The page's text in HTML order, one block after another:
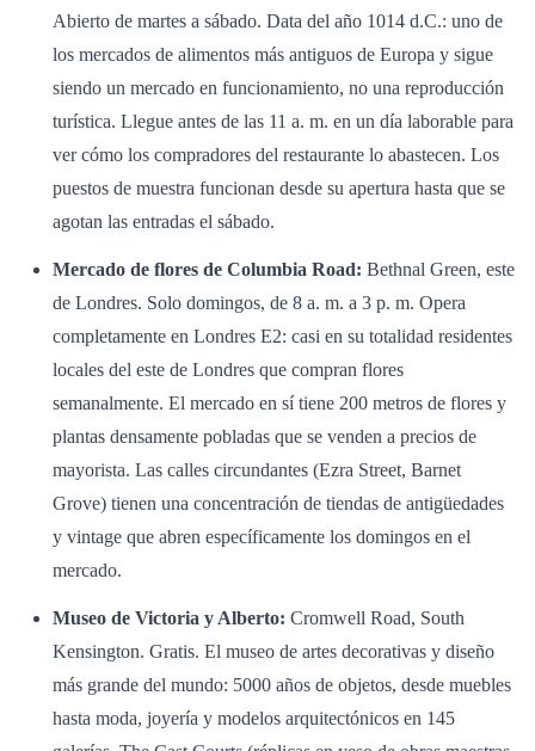
Abierto de martes a sábado. Data del año 1014 d.C.: uno de
los mercados de alimentos más antiguos de Europa y sigue
siendo un mercado en funcionamiento, no una reproducción
turística. Llegue antes de las 11 a. m. en un día laborable para
ver cómo los compradores del restaurante lo abastecen. Los
puestos de muestra funcionan desde su apertura hasta que se
agotan las entradas el sábado.
Mercado de flores de Columbia Road: Bethnal Green, este
de Londres. Solo domingos, de 8 a. m. a 3 p. m. Opera
completamente en Londres E2: casi en su totalidad residentes
locales del este de Londres que compran flores
semanalmente. El mercado en sí tiene 200 metros de flores y
plantas densamente pobladas que se venden a precios de
mayorista. Las calles circundantes (Ezra Street, Barnet
Grove) tienen una concentración de tiendas de antigüedades
y vintage que abren específicamente los domingos en el
mercado.
Museo de Victoria y Alberto: Cromwell Road, South
Kensington. Gratis. El museo de artes decorativas y diseño
más grande del mundo: 5000 años de objetos, desde muebles
hasta moda, joyería y modelos arquitectónicos en 145